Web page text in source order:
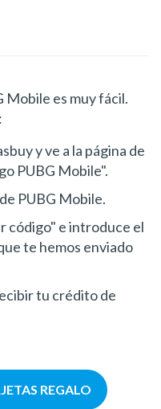
Mobile es muy fácil.
y ve a la página de
PUBG Mobile".
PUBG Mobile.
código" e introduce el
te hemos enviado
tu crédito de
REGALO